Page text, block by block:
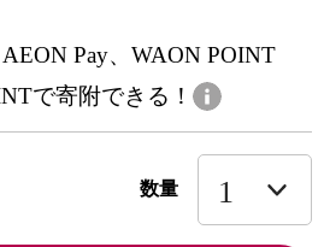
Pay、WAON POINT
で寄附できる！
数量